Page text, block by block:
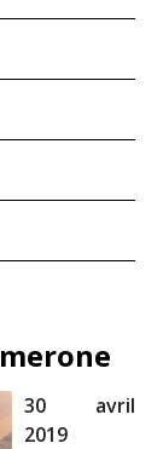
30 avril
2019